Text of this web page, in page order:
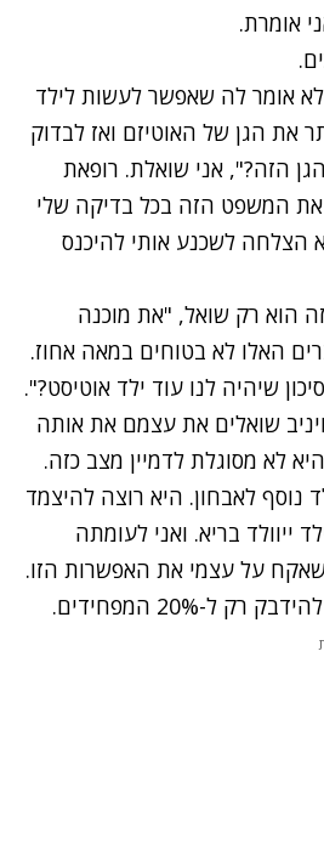
אומרת.
אומר לה שאפשר לעשות לילד
את הגן של האוטיזם ואז לבדוק
הזה?", אני שואלת. רופאת
המשפט הזה בכל בדיקה שלי
הצלחה לשכנע אותי להיכנס
הוא רק שואל, "את מוכנה
האלו לא בטוחים במאה אחוז.
שיהיה לנו עוד ילד אוטיסט?".
שואלים את עצמם את אותה
לא מסוגלת לדמיין מצב כזה.
נוסף לאבחון. היא רוצה להיצמד
ייוולד בריא. ואני לעומתה
שאקח על עצמי את האפשרות הזו.
ל-20% המפחידים.